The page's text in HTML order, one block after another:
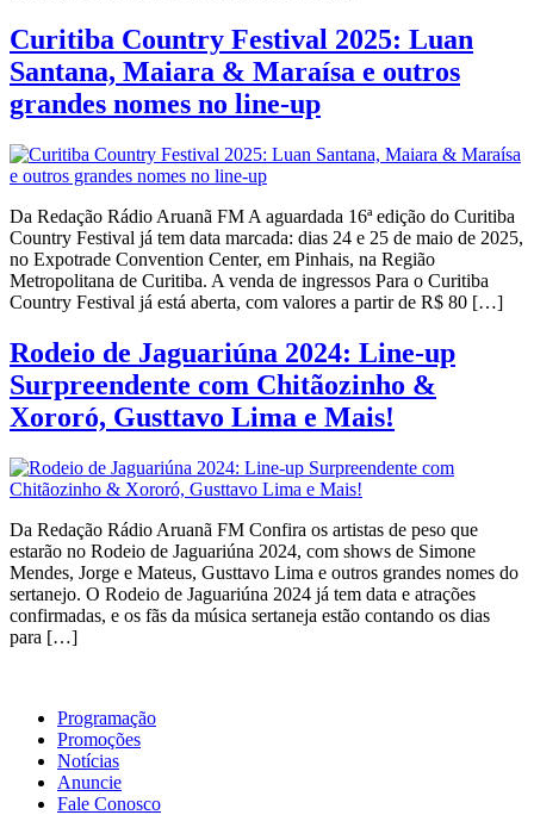
Curitiba Country Festival 2025: Luan
Santana, Maiara & Maraísa e outros
grandes nomes no line-up
Da Redação Rádio Aruanã FM A aguardada 16ª edição do Curitiba
Country Festival já tem data marcada: dias 24 e 25 de maio de 2025,
no Expotrade Convention Center, em Pinhais, na Região
Metropolitana de Curitiba. A venda de ingressos Para o Curitiba
Country Festival já está aberta, com valores a partir de R$ 80 […]
Rodeio de Jaguariúna 2024: Line-up
Surpreendente com Chitãozinho &
Xororó, Gusttavo Lima e Mais!
Da Redação Rádio Aruanã FM Confira os artistas de peso que
estarão no Rodeio de Jaguariúna 2024, com shows de Simone
Mendes, Jorge e Mateus, Gusttavo Lima e outros grandes nomes do
sertanejo. O Rodeio de Jaguariúna 2024 já tem data e atrações
confirmadas, e os fãs da música sertaneja estão contando os dias
para […]
Programação
Promoções
Notícias
Anuncie
Fale Conosco